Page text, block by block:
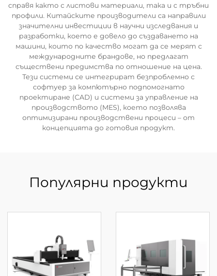
справя както с листови материали, така и с тръбни
профили. Китайските производители са направили
значителни инвестиции в научни изследвания и
разработки, което е довело до създаването на
машини, които по качество могат да се мерят с
международните брандове, но предлагат
съществени предимства по отношение на цена.
Тези системи се интегрират безпроблемно с
софтуер за компютърно подпомогнато
проектиране (CAD) и системи за управление на
производството (MES), което позволява
оптимизирани производствени процеси – от
концепцията до готовия продукт.
Популярни продукти